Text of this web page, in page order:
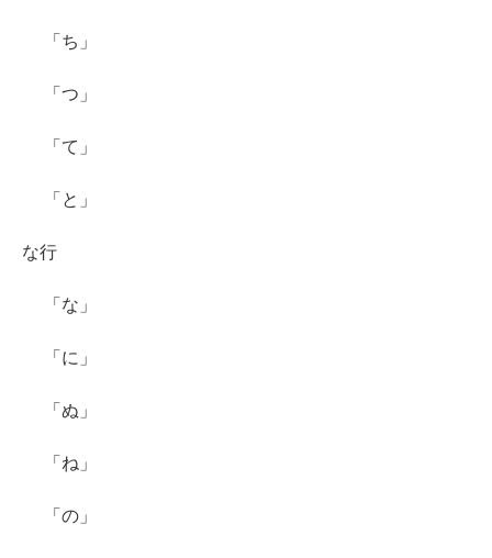
「ち」
「つ」
「て」
「と」
な行
「な」
「に」
「ぬ」
「ね」
「の」